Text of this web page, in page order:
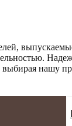
выбирая нашу